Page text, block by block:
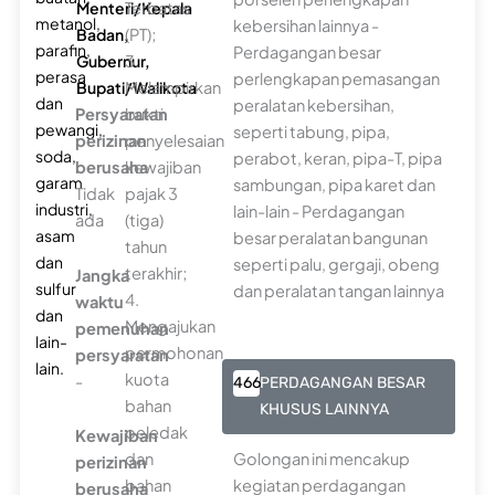
metanol,
parafin,
perasa
dan
pewangi,
soda,
garam
industri,
asam
dan
sulfur
dan
lain-
lain.
Menteri/Kepala
Badan,
Gubernur,
Bupati/Walikota
Persyaratan
perizinan
berusaha
Tidak
ada
Jangka
waktu
pemenuhan
persyaratan
-
Kewajiban
perizinan
berusaha
Terbatas
(PT);
3.
Melampirkan
bukti
penyelesaian
kewajiban
pajak 3
(tiga)
tahun
terakhir;
4.
Mengajukan
permohonan
kuota
bahan
peledak
dan
bahan
kebersihan lainnya -
Perdagangan besar
perlengkapan pemasangan
peralatan kebersihan,
seperti tabung, pipa,
perabot, keran, pipa-T, pipa
sambungan, pipa karet dan
lain-lain - Perdagangan
besar peralatan bangunan
seperti palu, gergaji, obeng
dan peralatan tangan lainnya
466PERDAGANGAN BESAR
KHUSUS LAINNYA
Golongan ini mencakup
kegiatan perdagangan